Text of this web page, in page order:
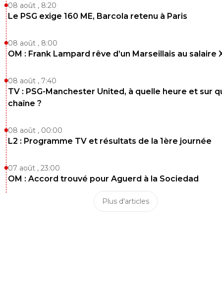
08 août , 8:20
Le PSG exige 160 ME, Barcola retenu à Paris
08 août , 8:00
OM : Frank Lampard rêve d’un Marseillais au salaire
08 août , 7:40
TV : PSG-Manchester United, à quelle heure et sur
chaîne ?
08 août , 00:00
L2 : Programme TV et résultats de la 1ère journée
07 août , 23:00
OM : Accord trouvé pour Aguerd à la Sociedad
Plus d'articles